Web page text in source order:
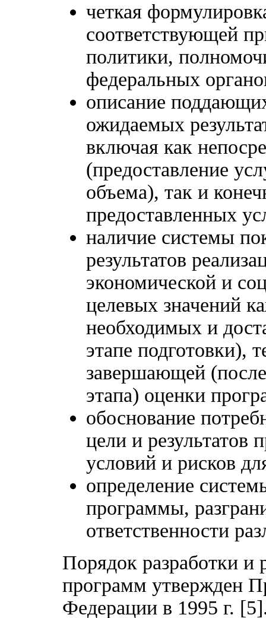
четкая
соответствующей
политики,
федеральных
описание
ожидаемых
включая как
(предоставление
объема), так и
предоставленных
наличие системы
результатов
экономической и
целевых значений
необходимых и
этапе подготовки),
завершающей
этапа) оценки
обоснование
цели и
условий и рисков
определение
программы,
ответственности
Порядок разработки и
программ утвержден
Федерации в 1995 г.